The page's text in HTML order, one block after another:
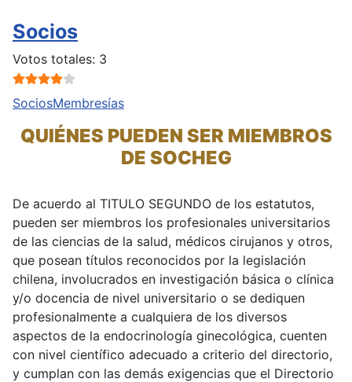
Socios
Ratio: 4/5
Votos totales: 3
SociosMembresías
QUIÉNES PUEDEN SER MIEMBROS
DE SOCHEG
De acuerdo al TITULO SEGUNDO de los estatutos,
pueden ser miembros los profesionales universitarios
de las ciencias de la salud, médicos cirujanos y otros,
que posean títulos reconocidos por la legislación
chilena, involucrados en investigación básica o clínica
y/o docencia de nivel universitario o se dediquen
profesionalmente a cualquiera de los diversos
aspectos de la endocrinología ginecológica, cuenten
con nivel científico adecuado a criterio del directorio,
y cumplan con las demás exigencias que el Directorio